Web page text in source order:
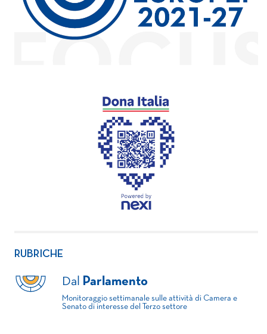
RUBRICHE
Dal Parlamento
Monitoraggio settimanale sulle attività di Camera e
Senato di interesse del Terzo settore